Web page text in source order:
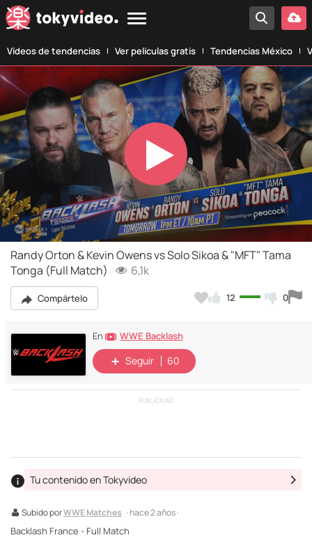
Vídeos de tendencias Ver películas gratis Tendencias México
Play
Video
Randy Orton & Kevin Owens vs Solo Sikoa & "MFT" Tama
Tonga (Full Match)
6,1k
Compártelo 12 0
En WWE Backlash
Seguir 60
PUBLICIDAD
Subido porWWE Matches · hace 2 años ·
Tu contenido en Tokyvideo
Backlash France - Full Match